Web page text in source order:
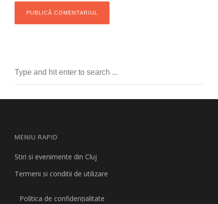
MENIU RAPID
Stiri si evenimente din Cluj
Termeni si conditii de utilizare
Politica de confidențialitate